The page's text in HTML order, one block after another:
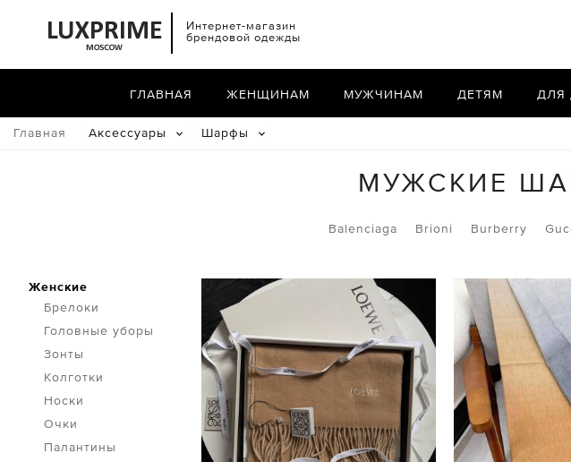
Интернет-магазин
брендовой одежды
ГЛАВНАЯ ЖЕНЩИНАМ МУЖЧИНАМ ДЕТЯМ ДЛЯ
Главная Аксессуары Шарфы
МУЖСКИЕ
Balenciaga Brioni Burberry
Женские
Брелоки
Головные уборы
Зонты
Колготки
Носки
Очки
Палантины